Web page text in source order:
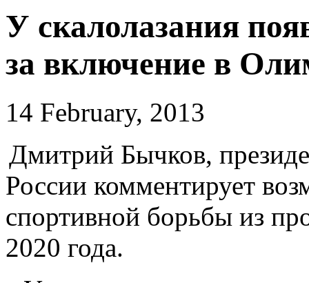
У скалолазания
за включение в
14 February, 2013
Дмитрий Бычков,
России комментирует
спортивной борьбы из
2020 года.